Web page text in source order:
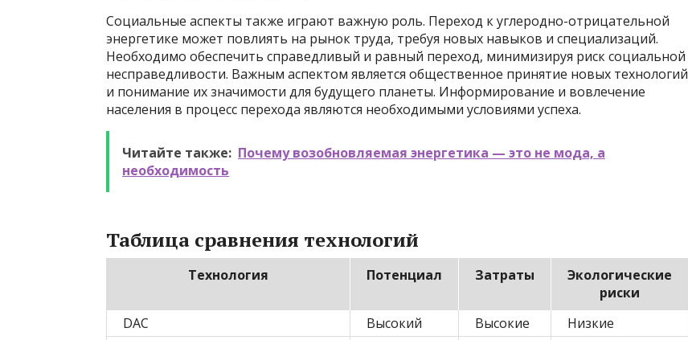
Социальные аспекты также играют важную роль. Переход к углеродно-отрицательной
энергетике может повлиять на рынок труда, требуя новых навыков и специализаций.
Необходимо обеспечить справедливый и равный переход, минимизируя риск социальной
несправедливости. Важным аспектом является общественное принятие новых технологий
и понимание их значимости для будущего планеты. Информирование и вовлечение
населения в процесс перехода являются необходимыми условиями успеха.
Читайте также: Почему возобновляемая энергетика — это не мода, а
необходимость
Таблица сравнения технологий
Технология Потенциал Затраты
Экологические
риски
DAC
Высокий Высокие
Низкие